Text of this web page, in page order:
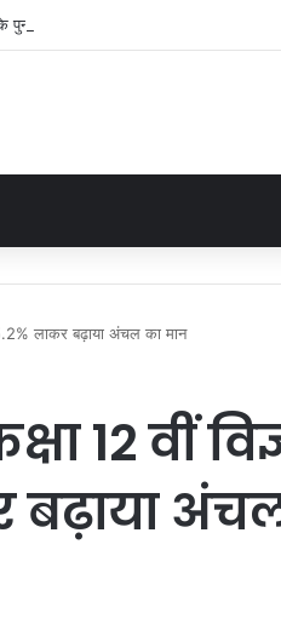
पुनर्वास पर प्रशासन सख्त, गांव की सहमति से तय
लाकर बढ़ाया अंचल का मान
12 वीं
बढ़ाया